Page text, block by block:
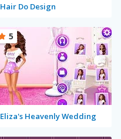
Hair Do Design
Eliza's Heavenly Wedding
5